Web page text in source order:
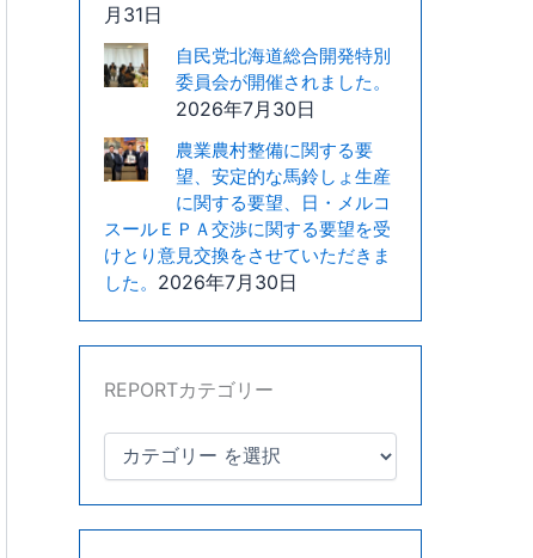
月31日
自民党北海道総合開発特別
委員会が開催されました。
2026年7月30日
農業農村整備に関する要
望、安定的な馬鈴しょ生産
に関する要望、日・メルコ
スールＥＰＡ交渉に関する要望を受
けとり意見交換をさせていただきま
した。 2026年7月30日
REPORTカテゴリー